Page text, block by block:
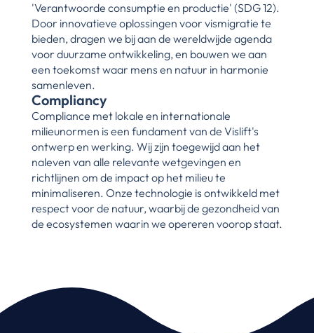
'Verantwoorde consumptie en productie' (SDG 12).
Door innovatieve oplossingen voor vismigratie te
bieden, dragen we bij aan de wereldwijde agenda
voor duurzame ontwikkeling, en bouwen we aan
een toekomst waar mens en natuur in harmonie
samenleven.
Compliancy
Compliance met lokale en internationale
milieunormen is een fundament van de Vislift's
ontwerp en werking. Wij zijn toegewijd aan het
naleven van alle relevante wetgevingen en
richtlijnen om de impact op het milieu te
minimaliseren. Onze technologie is ontwikkeld met
respect voor de natuur, waarbij de gezondheid van
de ecosystemen waarin we opereren voorop staat.